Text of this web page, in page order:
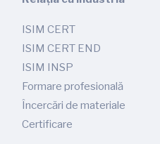
ISIM CERT
ISIM CERT END
ISIM INSP
Formare profesională
Încercări de materiale
Certificare